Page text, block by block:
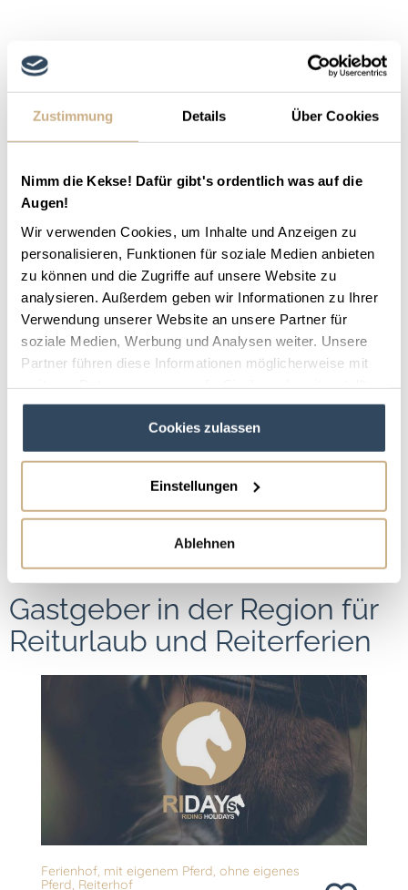
Zustimmung Details Über Cookies
Nimm die Kekse! Dafür gibt's ordentlich was auf die
Augen!
Wir verwenden Cookies, um Inhalte und Anzeigen zu
personalisieren, Funktionen für soziale Medien anbieten
zu können und die Zugriffe auf unsere Website zu
analysieren. Außerdem geben wir Informationen zu Ihrer
Verwendung unserer Website an unsere Partner für
soziale Medien, Werbung und Analysen weiter. Unsere
Partner führen diese Informationen möglicherweise mit
haben oder die sie im Rahmen Ihrer Nutzung der Dienste
Cookies zulassen
Einstellungen
Ablehnen
Reiterferien an der Ostsee –
Was will man Mee(h)r?!
Neben dem Reiturlaub für Familien oder
ihre Reiterferien am Meer verbringen. Gemeinsam
mit den Lieblingsvierbeiner, verbringen junge Reiter
an der Ostsee eine wunderbare Zeit. Die Höfe
bieten meist neben dem Reiten auch weitere
Aktivitäten, sodass keinem Langweilig wird. Je nach
variieren, erkundige dich daher im Vorfeld über die
genauen Bedingungen. Entdecke jetzt den
passenden Hof auf RIDAYS und freue dich auf
deine nächsten Reiterferien Ostsee.
Gastgeber in der Region für
Reiturlaub und Reiterferien
Ferienhof, mit eigenem Pferd, ohne eigenes
Pferd, Reiterhof